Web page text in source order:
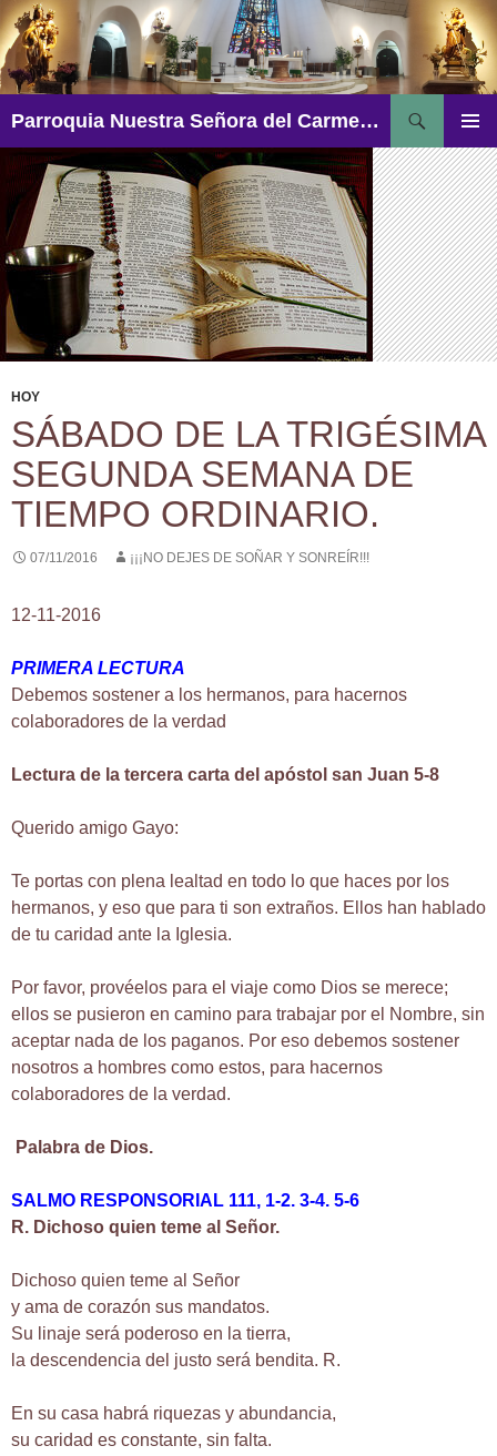
Saltar
al
contenido
Parroquia Nuestra Señora del Carmen – Aguadulce
MENÚ
HOY
SÁBADO DE LA TRIGÉSIMA
SEGUNDA SEMANA DE
TIEMPO ORDINARIO.
07/11/2016 ¡¡¡NO DEJES DE SOÑAR Y SONREÍR!!!
12-11-2016
PRIMERA LECTURA
Debemos sostener a los hermanos, para hacernos
colaboradores de la verdad
Lectura de la tercera carta del apóstol san Juan 5-8
Querido amigo Gayo:
Te portas con plena lealtad en todo lo que haces por los
hermanos, y eso que para ti son extraños. Ellos han hablado
de tu caridad ante la Iglesia.
Por favor, provéelos para el viaje como Dios se merece;
ellos se pusieron en camino para trabajar por el Nombre, sin
aceptar nada de los paganos. Por eso debemos sostener
nosotros a hombres como estos, para hacernos
colaboradores de la verdad.
Palabra de Dios.
SALMO RESPONSORIAL 111, 1-2. 3-4. 5-6
R. Dichoso quien teme al Señor.
Dichoso quien teme al Señor
y ama de corazón sus mandatos.
Su linaje será poderoso en la tierra,
la descendencia del justo será bendita. R.
En su casa habrá riquezas y abundancia,
su caridad es constante, sin falta.